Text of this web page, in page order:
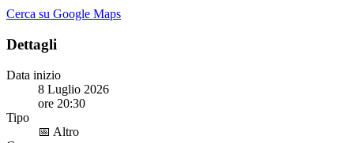
Cerca su Google Maps
Dettagli
Data inizio
8 Luglio 2026
ore 20:30
Tipo
📅 Altro